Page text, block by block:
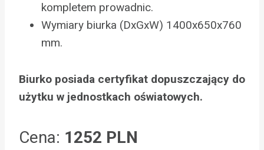
kompletem prowadnic.
Wymiary biurka (DxGxW) 1400x650x760
mm.
Biurko posiada certyfikat dopuszczający do
użytku w jednostkach oświatowych.
Cena: 1252 PLN